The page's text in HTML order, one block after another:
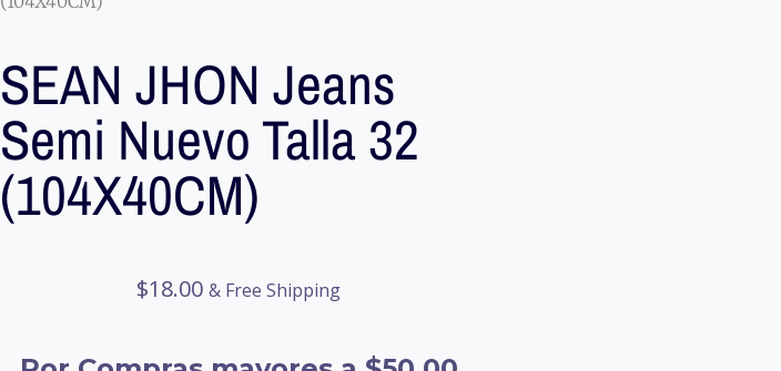
SEAN JHON Jeans
Semi Nuevo Talla 32
(104X40CM)
$18.00 & Free Shipping